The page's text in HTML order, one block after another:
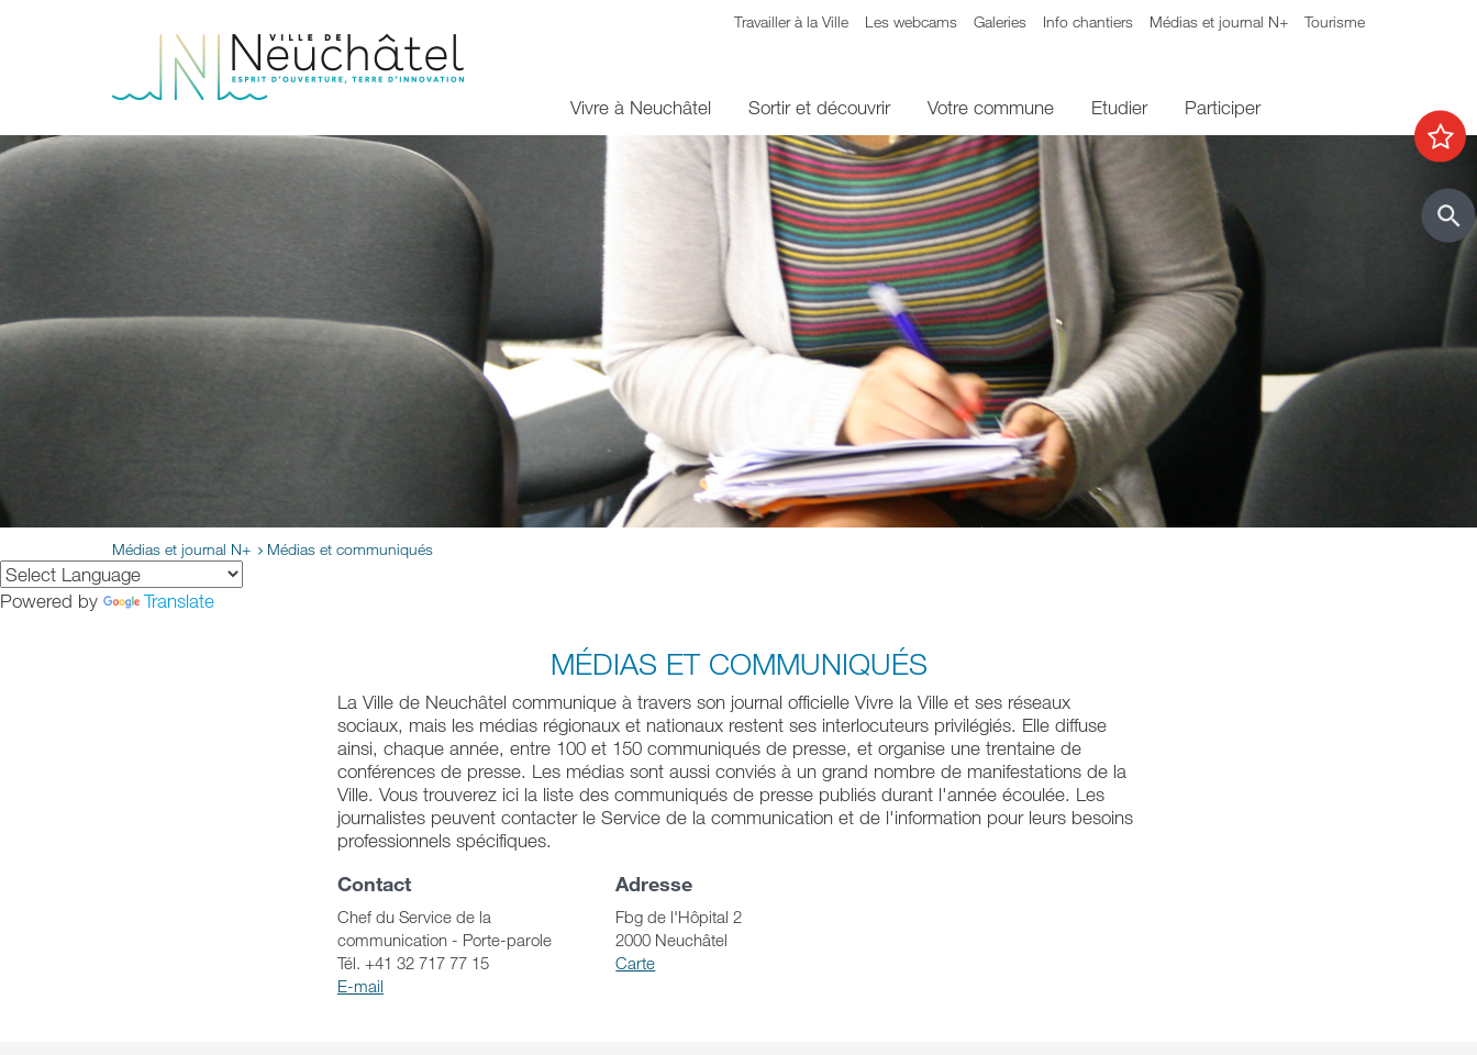
Travailler à la Ville Les webcams Galeries Info chantiers Médias et journal N+ Tourisme
Vivre à Neuchâtel Sortir et découvrir Votre commune Etudier Participer
Médias et journal N+ Médias et communiqués
Powered by Translate
MÉDIAS ET COMMUNIQUÉS
La Ville de Neuchâtel communique à travers son journal officielle Vivre la Ville et ses réseaux
sociaux, mais les médias régionaux et nationaux restent ses interlocuteurs privilégiés. Elle diffuse
ainsi, chaque année, entre 100 et 150 communiqués de presse, et organise une trentaine de
conférences de presse. Les médias sont aussi conviés à un grand nombre de manifestations de la
Ville. Vous trouverez ici la liste des communiqués de presse publiés durant l'année écoulée. Les
journalistes peuvent contacter le Service de la communication et de l'information pour leurs besoins
professionnels spécifiques.
Contact
Chef du Service de la
communication - Porte-parole
Tél. +41 32 717 77 15
E-mail
Adresse
Fbg de l'Hôpital 2
2000 Neuchâtel
Carte